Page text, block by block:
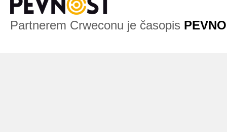
Partnerem Crweconu je časopis